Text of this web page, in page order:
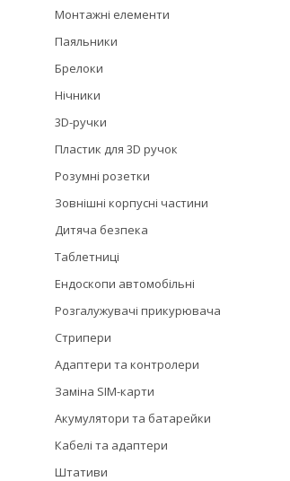
Монтажні елементи
Паяльники
Брелоки
Нічники
3D-ручки
Пластик для 3D ручок
Розумні розетки
Зовнішні корпусні частини
Дитяча безпека
Таблетниці
Ендоскопи автомобільні
Розгалужувачі прикурювача
Стрипери
Адаптери та контролери
Заміна SIM-карти
Акумулятори та батарейки
Кабелі та адаптери
Штативи